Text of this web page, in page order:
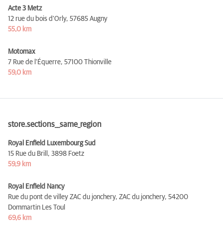
Acte 3 Metz
12 rue du bois d'Orly, 57685 Augny
55,0 km
Motomax
7 Rue de l'Équerre, 57100 Thionville
59,0 km
store.sections__same_region
Royal Enfield Luxembourg Sud
15 Rue du Brill, 3898 Foetz
59,9 km
Royal Enfield Nancy
Rue du pont de villey ZAC du jonchery, ZAC du jonchery, 54200
Dommartin Les Toul
69,6 km